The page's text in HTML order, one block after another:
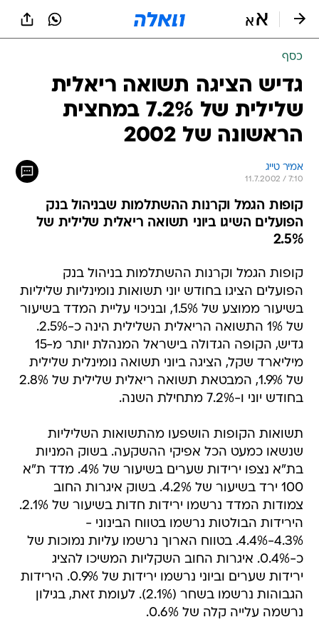
כסף
גדיש הציגה תשואה ריאלית
שלילית של 7.2% במחצית
הראשונה של 2002
אמיר טייג
11.7.2002 / 7:10
קופות הגמל וקרנות ההשתלמות שבניהול בנק
הפועלים השיגו ביוני תשואה ריאלית שלילית של
2.5%
קופות הגמל וקרנות ההשתלמות בניהול בנק
הפועלים הציגו בחודש יוני תשואות נומינליות שליליות
בשיעור ממוצע של 1.5%, ובניכוי עליית המדד בשיעור
של 1% התשואה הריאלית השלילית הינה כ-2.5%.
גדיש, הקופה הגדולה בישראל המנהלת יותר מ-15
מיליארד שקל, הציגה ביוני תשואה נומינלית שלילית
של 1.9%, המבטאת תשואה ריאלית שלילית של 2.8%
בחודש יוני ו-7.2% מתחילת השנה.
תשואות הקופות הושפעו מהתשואות השליליות
שנשאו כמעט הכל אפיקי ההשקעה. בשוק המניות
בת"א נצפו ירידות שערים בשיעור של 4%. מדד ת"א
100 ירד בשיעור של 4.2%. בשוק איגרות החוב
צמודות המדד נרשמו ירידות חדות בשיעור של 2.1%.
הירידות הבולטות נרשמו בטווח הבינוני -
4.3%-4.4%. בטווח הארוך נרשמו עליות נמוכות של
כ-0.4%. איגרות החוב השקליות המשיכו להציג
ירידות שערים וביוני נרשמו ירידות של 0.9%. הירידות
הגבוהות נרשמו בשחר (2.1%). לעומת זאת, בגילון
נרשמה עלייה קלה של 0.6%.